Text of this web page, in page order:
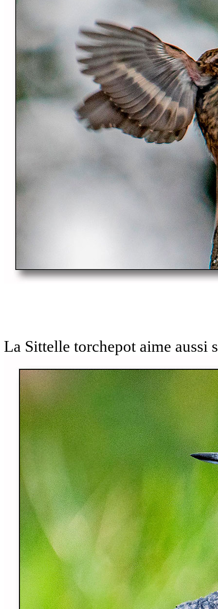
La Sittelle torchepot aime aussi